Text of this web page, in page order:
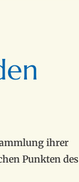
ihrer
Punkten des